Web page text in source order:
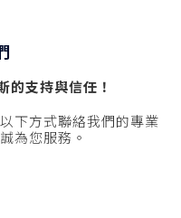
的支持與信任！
下方式聯絡我們的專業
為您服務。